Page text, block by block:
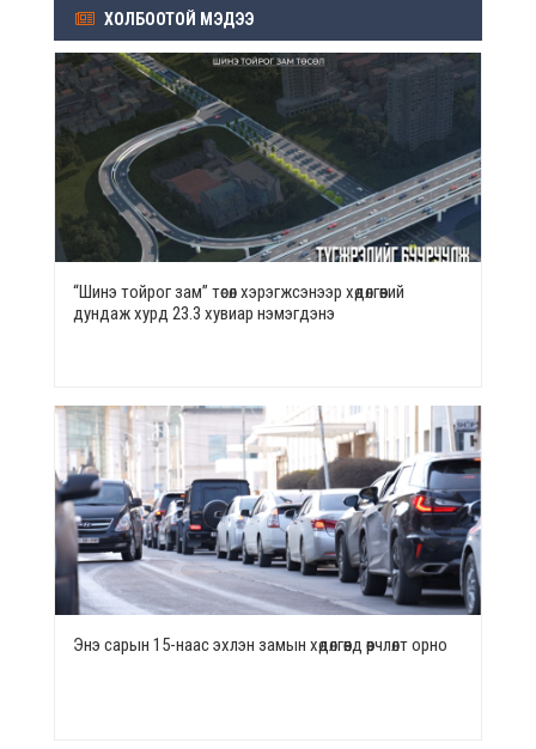
ХОЛБООТОЙ МЭДЭЭ
“Шинэ тойрог зам” төсөл хэрэгжсэнээр хөдөлгөөний
дундаж хурд 23.3 хувиар нэмэгдэнэ
Энэ сарын 15-наас эхлэн замын хөдөлгөөнд өөрчлөлт орно